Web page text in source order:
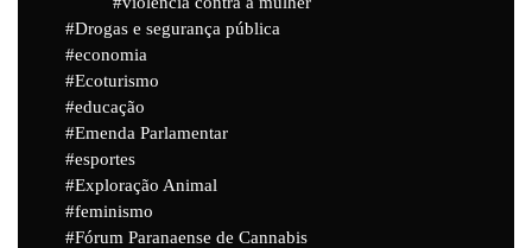
Drogas e segurança pública
economia
Ecoturismo
educação
Emenda Parlamentar
esportes
Exploração Animal
feminismo
Fórum Paranaense de Cannabis